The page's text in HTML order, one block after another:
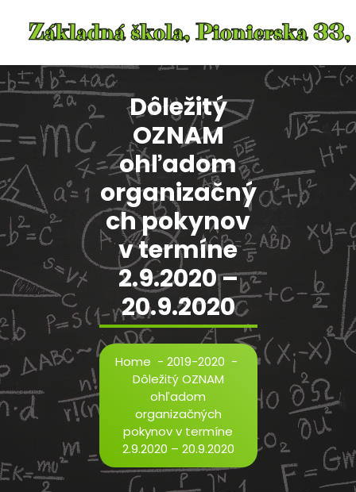
content
Dôležitý
OZNAM
ohľadom
organizačný
ch pokynov
v termíne
2.9.2020 –
20.9.2020
Home - 2019-2020 -
Dôležitý OZNAM
ohľadom
organizačných
pokynov v termíne
2.9.2020 – 20.9.2020